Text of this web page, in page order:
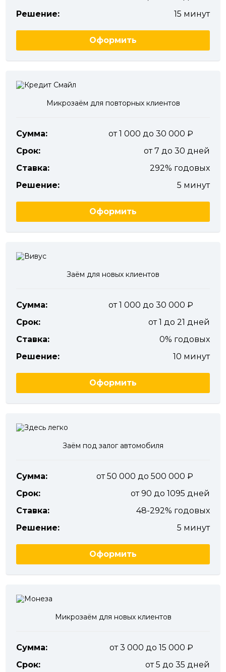
Решение:
15 минут
Оформить
Микрозаём для повторных клиентов
Сумма:
от 1 000 до 30 000
Срок:
от 7 до 30 дней
Ставка:
292% годовых
Решение:
5 минут
Оформить
Заём для новых клиентов
Сумма:
от 1 000 до 30 000
Срок:
от 1 до 21 дней
Ставка:
0% годовых
Решение:
10 минут
Оформить
Заём под залог автомобиля
Сумма:
от 50 000 до 500 000
Срок:
от 90 до 1095 дней
Ставка:
48-292% годовых
Решение:
5 минут
Оформить
Микрозаём для новых клиентов
Сумма:
от 3 000 до 15 000
Срок:
от 5 до 35 дней